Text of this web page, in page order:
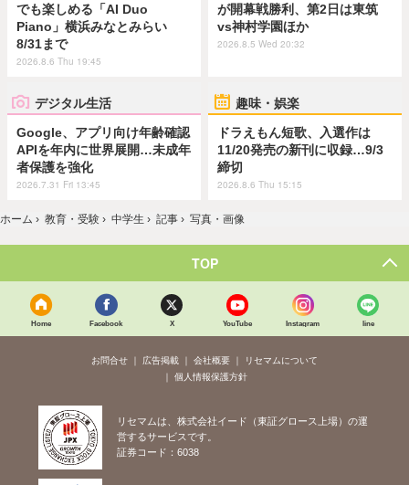
でも楽しめる「AI Duo
Piano」横浜みなとみらい
8/31まで
2026.8.6 Thu 19:45
が開幕戦勝利、第2日は東筑
vs神村学園ほか
2026.8.5 Wed 20:32
デジタル生活
Google、アプリ向け年齢確認
APIを年内に世界展開…未成年
者保護を強化
2026.7.31 Fri 13:45
趣味・娯楽
ドラえもん短歌、入選作は
11/20発売の新刊に収録…9/3
締切
2026.8.6 Thu 15:15
ホーム › 教育・受験 › 中学生 › 記事 › 写真・画像
TOP
Home Facebook X YouTube Instagram line
お問合せ 広告掲載 会社概要
リセマムについて
個人情報保護方針
リセマムは、株式会社イード（東証グロース上場）の運
営するサービスです。
証券コード：6038